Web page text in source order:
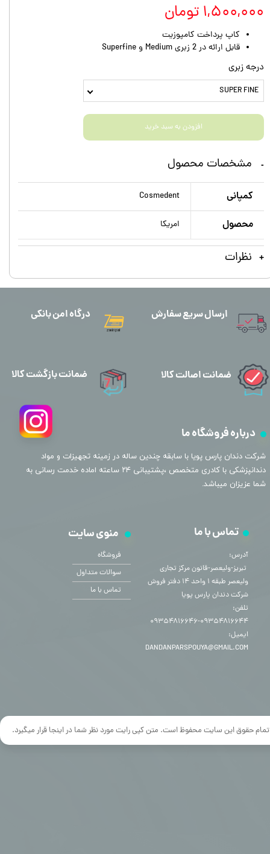
۱,۵۰۰,۰۰۰ تومان
کاپ پرداخت کامپوزیت
قابل ارائه در 2 زبری Medium و Superfine
درجه زبری
SUPER FINE
افزودن به سبد خرید
مشخصات محصول
کمپانی Cosmedent
محصول امریکا
نظرات
تمام حقوق این سایت محفوظ است. متن کپی رایت مورد نظر شما در اینجا قرار میگیرد.
ارسال سریع سفارش
درباره فروشگاه ما
​شرکت دندان پارس پویا با سابقه چندین ساله در زمینه تجهیزات و مواد
دندانپزشکی با کادری متخصص ،پشتیبانی ۲۴ ساعته اماده خدمت رسانی به
شما عزیزان میباشد.
منوی سایت
فروشگاه
سوالات متداول
تماس با ما
تماس با ما
آدرس:
​​​​​​​ تبریز-ولیعصر-قانون مرکز تجاری
ولیعصر طبقه ۱ واحد ۱۴ دفتر فروش
شرکت دندان پارس پویا
تلفن:
۰۹۳۵۴۸۱۶۶۴۴-۰۹۳۵۴۸۱۶۶۴۶
ایمیل:
DANDANPARSPOUYA@GMAIL.COM
درگاه امن بانکی
ضمانت اصالت کالا ضمانت بازگشت کالا